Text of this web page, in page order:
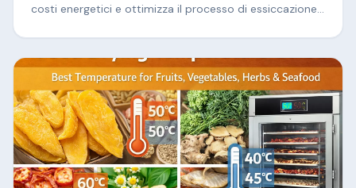
costi energetici e ottimizza il processo di essiccazione